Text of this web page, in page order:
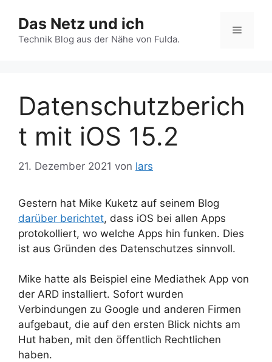
Inhalt
springen
Das Netz und ich
Technik Blog aus der Nähe von Fulda.
Menü
Datenschutzberich
t mit iOS 15.2
21. Dezember 2021 von lars
Gestern hat Mike Kuketz auf seinem Blog
darüber berichtet, dass iOS bei allen Apps
protokolliert, wo welche Apps hin funken. Dies
ist aus Gründen des Datenschutzes sinnvoll.
Mike hatte als Beispiel eine Mediathek App von
der ARD installiert. Sofort wurden
Verbindungen zu Google und anderen Firmen
aufgebaut, die auf den ersten Blick nichts am
Hut haben, mit den öffentlich Rechtlichen
haben.